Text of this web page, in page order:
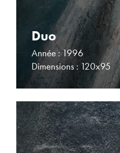
Duo
Année : 1996
Dimensions : 120x95